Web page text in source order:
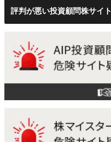
評判が悪い投資顧問株サイト